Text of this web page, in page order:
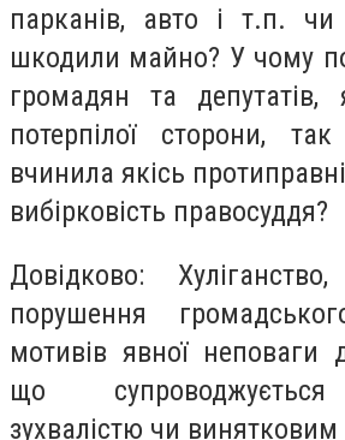
парканів, авто і т.п.
шкодили майно? У чому
громадян та депутатів,
потерпілої сторони,
вчинила якісь
вибірковість правосуддя?
Довідково:
порушення
мотивів явної неповаги
що
зухвалістю чи